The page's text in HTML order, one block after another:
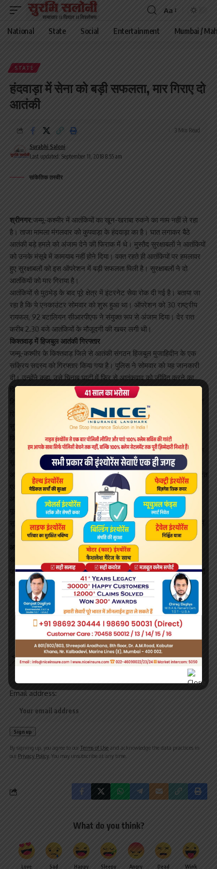
Font
Resizer
Aa
National State Social Entertainment Mumbai /
STATE
हंदवाड़ा में सेना को बड़ी सफलता, मार गिराए दो
आतंकी
Last updated: September 11, 2018 8:55 am
Surabhi Saloni
3 Min Read
सांकेतिक तस्वीर
श्रीनगर:जम्मू-कश्मीर में आतंकियों का खून-खराबा रुकने का नाम नहीं ले रहा
है। ताजा मामला मंगलवार को कुपवाड़ा के हंदवाड़ा का है। घात लगाकर बैठे
आतंकी बड़े हमले को अंजाम देने की फिराक में थे। मुस्तैद सुरक्षाबलों ने आतंकियों
को उनके मंसूबे में कामयाब नहीं होने दिया। वक्त रहते ही आतंकियों पर हमलावर
हुए सुरक्षाबलों को इस ऑपरेशन में बड़ी सफलता मिली है। सुरक्षाबलों ने दो
आतंकियों को मार गिराया है।
आतंकियों से मुठभेड़ के बाद पूरे क्षेत्र में इंटरनेट सेवा रोक दी गई है। बताया जा
रहा है कि ये एनकाउंटर सोमवार को शुरू हुआ था। ऑपरेशन को 30 राष्ट्रीय
रायफल, 92 बटालियन सीआरपीएफ ने संयुक्त रूप से अंजाम दिया। देर रात
करीब 2.30 बजे आतंकियों के मौजूदगी की खबर लगी थी।
किश्तवाड़ में हिजबुल आतंकी गिरफ्तार
जम्मू-कश्मीर के किश्तवाड़ जिले से आतंकी संगठन हिजबुल मुजाहिदीन के एक
सक्रिय सदस्य को गिरफ्तार किया गया है। पुलिस ने सोमवार को यह जानकारी
दी। उन्होंने कहा, उसे चिनाब घाटी में फिर से आतंकवाद को जीवित करने का
जिम्मा सौंपा गया था।
हिजबुल कार्यकर्ता की पहचान अयाज अहमद वानी के रूप में हुई है। उसके भाइयों
रियाज अहमद वानी और नियाज अहमद वानी की क्रमश: 1993 और 2003 में
सुरक्षा बलों के साथ मुठभेड़ों में मौत हो चुकी है। दोनों आतंकवादी थे।
किश्तवाड़ के वरिष्ठ पुलिस अधीक्षक (एसएसपी) राजिंदर गुप्ता ने बताया कि गुप्त
सूचना मिली थी कि एक हिजबुल सदस्य किश्तवाड़ शहर में था। उन्होंने बताया कि
सूचना पर पुलिस टीमों ने जिले में विभिन्न स्थानों पर छापे मारे और रविवार को
अयाज को गिरफ्तार कर लिया। अधिकारी ने बताया कि पूछताछ के लिए उसे तुरंत
एक अज्ञात स्थान पर ले जाया गया। गुप्ता ने कहा कि डोडा-किश्तवाड़ जिलों में
आतंकवाद को पुनर्जीवित करने के आतंकवादी समूह की योजनाओं के बारे में और
पूछताछ के लिए अयाज को संयुक्त पूछताछ केंद्र (जेआईसी) भेजा जा रहा है।
सूत्रों ने बताया कि वह अलगाववादी हुर्रियत कांफ्रेंस के डोडा जिलाध्यक्ष के रूप में
भी काम कर रहा था।
आतंकवाद को पुनर्जीवित करने में जुटा था
अयाज डोडा और किश्तवाड़ जिलों में आतंकवाद को पुनर्जीवित करने के लिए
पाकिस्तान के कब्जे वाले कश्मीर के मुजफ्फराबाद में आतंकवादियों और अन्य लोगों
के संपर्क में था।
Sign Up For Daily Newsletter
Be keep up! Get the latest breaking news delivered
Email address:
By signing up, you agree to our Terms of Use and acknowledge the data practices in
our Privacy Policy. You may unsubscribe at any time.
What do you think?
Love Sad Happy Sleepy Angry Dead Wink